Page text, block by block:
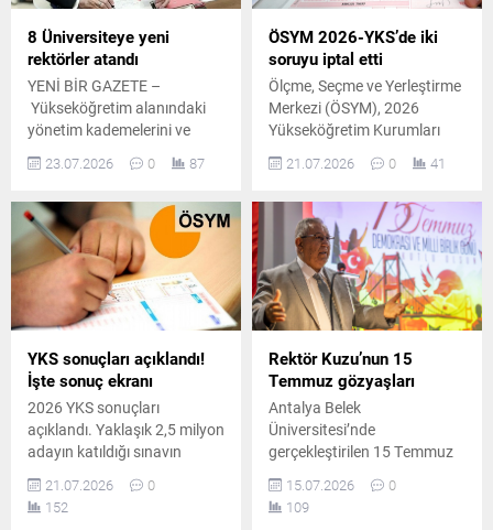
8 Üniversiteye yeni
rektörler atandı
YENİ BİR GAZETE –
Yükseköğretim alanındaki
yönetim kademelerini ve
doğrudan ilgilendiren yeni
Cumhurbaşkanı Recep
Tayyip Erdoğan’ın imzasıyla
Resmi Gazete’de
yayımlanarak yürürlüğe
girdi. Yapılan bu kapsamlı
düzenleme ile birlikte hem
YÖK bünyesinde önemli
değişimler yaşandı hem de
sekiz üniversitenin rektörlük
koltuğuna yeni isimler
getirildi. Yükseköğretim
Kurulu üyeliğine dört...
23.07.2026 0 87
ÖSYM 2026-YKS’de iki
soruyu iptal etti
Ölçme, Seçme ve Yerleştirme
Merkezi (ÖSYM), 2026
Yükseköğretim Kurumları
edildiğini ve değerlendirme
tamamlandığını duyurdu.
21.07.2026 0 41
YKS sonuçları açıklandı!
İşte sonuç ekranı
2026 YKS sonuçları
açıklandı. Yaklaşık 2,5 milyon
adayın katıldığı sınavın
ardından üniversite tercihleri
29 Temmuz-10 Ağustos
tarihleri arasında yapılacak.
21.07.2026
0
152
Rektör Kuzu’nun 15
Temmuz gözyaşları
Antalya Belek
Üniversitesi’nde
gerçekleştirilen 15 Temmuz
anma programında çok
duygusal anlar yaşandı.
Rektör Prof. Dr. Abdullah
15.07.2026
0
109